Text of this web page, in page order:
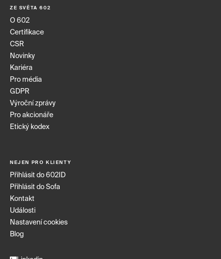
ZE SVĚTA 602
O 602
Certifikace
CSR
Novinky
Kariéra
Pro média
GDPR
Výroční zprávy
Pro akcionáře
Etický kodex
NEJEN PRO KLIENTY
Přihlásit do 602ID
Přihlásit do Sofa
Kontakt
Události
Nastavení cookies
Blog
Informace o cookies
Abychom vám usnadnili procházení stránek, nabídli
přizpůsobený obsah nebo reklamu a mohli
anonymně analyzovat návštěvnost, využíváme
soubory cookies. Jejich nastavení upravíte
informace najdete v našich